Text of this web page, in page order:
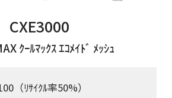
CXE3000
ｸｰﾙﾏｯｸｽ ｴｺﾒｲﾄﾞ ﾒｯｼｭ
（ﾘｻｲｸﾙ率50%）